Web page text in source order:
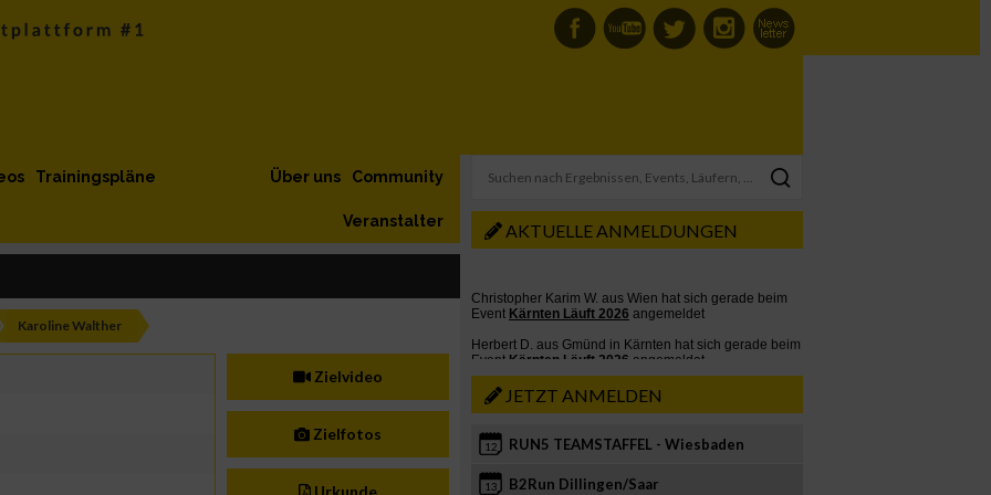
Trainingspläne Community
Über uns
Veranstalter
Karoline Walther
Zielvideo
Zielfotos
Urkunde
AKTUELLE ANMELDUNGEN
JETZT ANMELDEN
12 RUN5 TEAMSTAFFEL - Wiesbaden
13 B2Run Dillingen/Saar